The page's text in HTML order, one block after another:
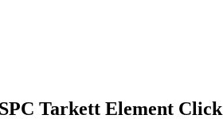
Tarkett Element Click